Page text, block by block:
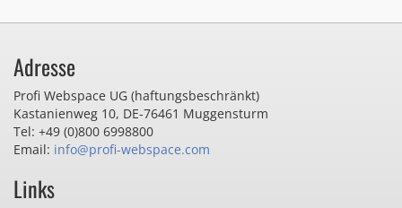
Adresse
Profi Webspace UG (haftungsbeschränkt)
Kastanienweg 10, DE-76461 Muggensturm
Tel: +49 (0)800 6998800
Email: info@profi-webspace.com
Links